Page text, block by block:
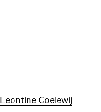
Leontine Coelewij